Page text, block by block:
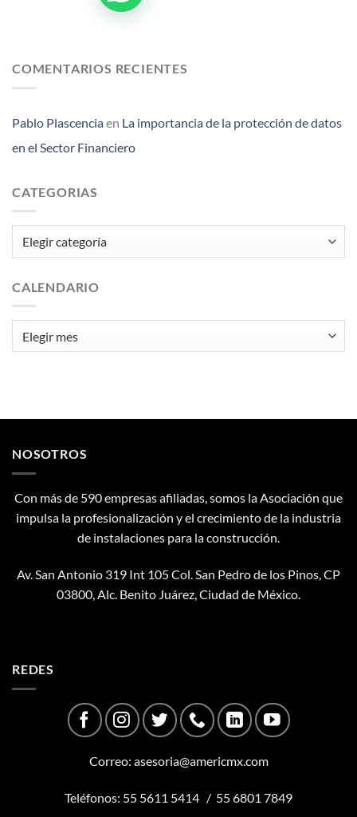
COMENTARIOS RECIENTES
Pablo Plascenciaen La importancia de la protección de datos
en el Sector Financiero
CATEGORIAS
CALENDARIO
NOSOTROS
Con más de 590 empresas afiliadas, somos la Asociación que
impulsa la profesionalización y el crecimiento de la industria
de instalaciones para la construcción.
Av. San Antonio 319 Int 105 Col. San Pedro de los Pinos, CP
03800, Alc. Benito Juárez, Ciudad de México.
REDES
Correo: asesoria@americmx.com
Teléfonos: 55 5611 5414 / 55 6801 7849